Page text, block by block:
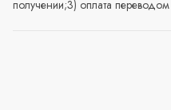
получении;3) оплата переводом